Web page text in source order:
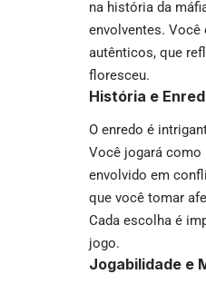
na história da
envolventes.
autênticos, que
floresceu.
História e
O enredo é
Você jogará como
envolvido em
que você tomar
Cada escolha é
jogo.
Jogabilidade e